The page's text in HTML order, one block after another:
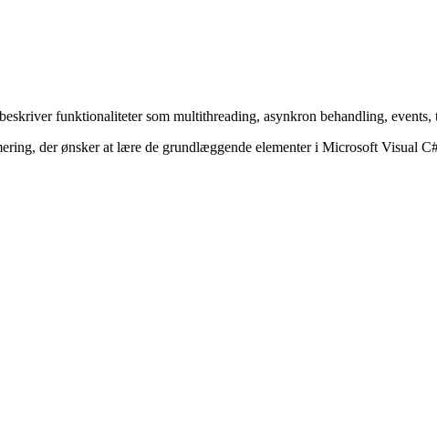
funktionaliteter som multithreading, asynkron behandling,
der ønsker at lære de grundlæggende elementer i Microsoft Visual